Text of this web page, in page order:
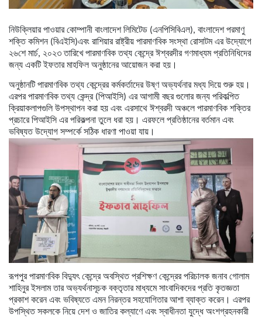
নিউক্লিয়ার পাওয়ার কোম্পানী বাংলাদেশ লিমিটেড (এনপিসিবিএল), বাংলাদেশ পরমাণু
শক্তি কমিশন (বিএইসি)এবং রাশিয়ার রাষ্ট্রীয় পারমাণবিক সংস্থা রোসাটম এর উদ্যোগে
২৬শে মার্চ, ২০২৩ তারিখেপারমাণবিক তথ্য কেন্দ্রে ঈশ্বরদীর গণমাধ্যম প্রতিনিধিদের
জন্য একটি ইফতার মাহফিল অনুষ্ঠানেরআয়োজন করা হয়।
অনুষ্ঠানটি পারমাণবিক তথ্য কেন্দ্রের কর্মকর্তাদের উষ্ণ অভ্যর্থনার মধ্য দিয়ে শুরু হয়।
এরপরপারমাণবিক তথ্য কেন্দ্র(পিআইসি) এর আগামী বছর গুলোর জন্য পরিকল্পিত
ক্রিয়াকলাপগুলি উপস্থাপন করা হয় এবং এরসাথে ঈশ্বরদী অঞ্চলে পারমাণবিক শক্তির
প্রচারে পিআইসি এর পরিকল্পনাতুলে ধরা হয়। এরফলে প্রতিষ্ঠানের বর্তমান এবং
ভবিষ্যত উদ্যোগ সম্পর্কে সঠিক ধারণা পাওয়া যায়।
রূপপুর পারমাণবিক বিদ্যুৎ কেন্দ্রে অবস্থিত প্রশিক্ষণ কেন্দ্রের পরিচালক জনাব গোলাম
শাহিনুর ইসলামতার অভ্যর্থনাসূচক বক্তৃতার মাধ্যমে সাংবাদিকদের প্রতি কৃতজ্ঞতা
প্রকাশ করেন এবং ভবিষ্যতে এমন নিরন্তর সহযোগিতার আশা ব্যাক্ত করেন। এরপর
উপস্থিত সকলকে নিয়ে দেশ ও জাতির কল্যাণে এবংস্বাধীনতা যুদ্ধে অংশগ্রহনকারী